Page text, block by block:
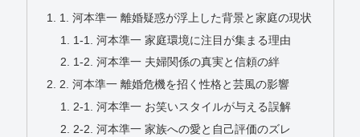
1. 河本準一 離婚疑惑が浮上した背景と家庭の現状
1-1. 河本準一 家庭環境に注目が集まる理由
1-2. 河本準一 夫婦関係の真実と信頼の絆
2. 河本準一 離婚危機を招く性格と芸風の影響
2-1. 河本準一 お笑いスタイルが与える誤解
2-2. 河本準一 家族への愛と自己評価のズレ